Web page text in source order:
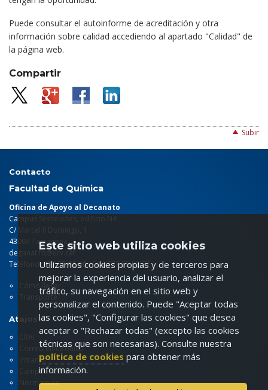
Puede consultar el autoinforme de acreditación y otra
información sobre calidad accediendo al apartado "Calidad" de
la página web.
Compartir
Subir
Contacto
Facultad de Química
Oficina de Apoyo al Decanato
Campus Sescelades, edificio N4
C/ Marcel·lí Domingo, 1
43007 Tarragona
deganat.fq@urv.cat
Teléfono: 977 5586 00/ Fax: 977 55 82 37
Cómo llegar
Transporte
Atajos
CRAI
Correo electrónico
Intranet
Campus virtual
Normativas
Este sitio web utiliza cookies
Utilizamos cookies propias y de terceros para
mejorar la experiencia del usuario, analizar el
tráfico, su navegación en el sitio web y
personalizar el contenido. Puede "Aceptar todas
las cookies", "Configurar las cookies" que desea
aceptar o "Rechazar todas" (excepto las cookies
técnicas que son necesarias). Consulte nuestra
política de cookies para obtener más
información.